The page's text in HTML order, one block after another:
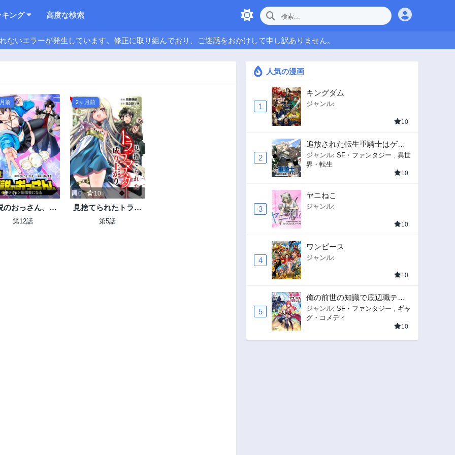
キング 高度な検索
ないエラーが発生しています。修正に取り組んでおり、ご迷惑をおかけして申し訳ありません。
前
10
のおっさん、ダ
ョン配信者にな
第12話
2ヶ月前
0 10
見捨てられたトラッ
プマスターの成り上
第5話
人気の漫画
1
キングダム
ジャンル:
10
2
追放された転生重騎士はゲー
ム知識で無双する
ジャンル: SF・ファンタジー
異世
界・転生
10
3
ヤニねこ
ジャンル:
10
4
ワンピース
ジャンル:
10
5
俺の前世の知識で底辺職テイ
マーが上級職になってしまい
そうな件
ジャンル: SF・ファンタジー , ギャ
グ・コメディ
10